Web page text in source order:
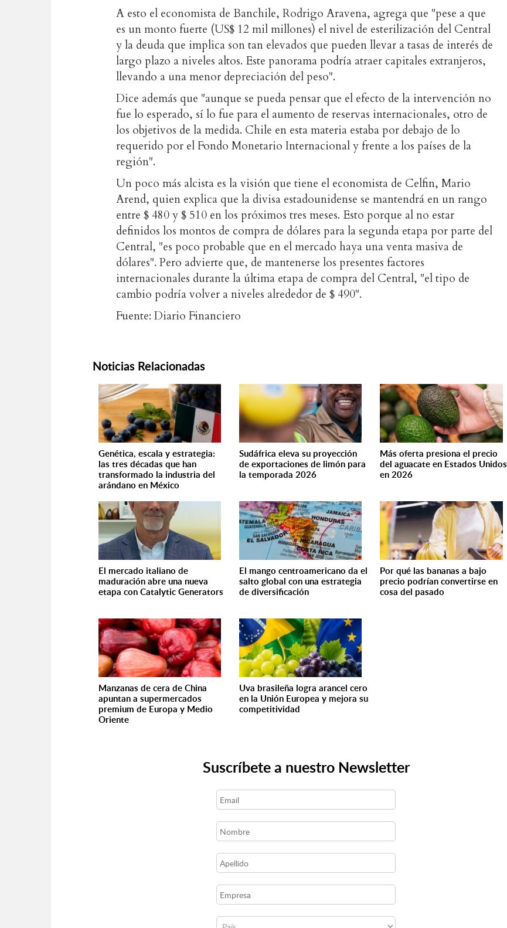
A esto el economista de Banchile, Rodrigo Aravena, agrega que "pese a que
es un monto fuerte (US$ 12 mil millones) el nivel de esterilización del Central
y la deuda que implica son tan elevados que pueden llevar a tasas de interés de
largo plazo a niveles altos. Este panorama podría atraer capitales extranjeros,
llevando a una menor depreciación del peso".
Dice además que "aunque se pueda pensar que el efecto de la intervención no
fue lo esperado, sí lo fue para el aumento de reservas internacionales, otro de
los objetivos de la medida. Chile en esta materia estaba por debajo de lo
requerido por el Fondo Monetario Internacional y frente a los países de la
región".
Un poco más alcista es la visión que tiene el economista de Celfin, Mario
Arend, quien explica que la divisa estadounidense se mantendrá en un rango
entre $ 480 y $ 510 en los próximos tres meses. Esto porque al no estar
definidos los montos de compra de dólares para la segunda etapa por parte del
Central, "es poco probable que en el mercado haya una venta masiva de
dólares". Pero advierte que, de mantenerse los presentes factores
internacionales durante la última etapa de compra del Central, "el tipo de
cambio podría volver a niveles alrededor de $ 490".
Fuente: Diario Financiero
Noticias Relacionadas
Genética, escala y estrategia:
las tres décadas que han
transformado la industria del
arándano en México
Sudáfrica eleva su proyección
de exportaciones de limón para
la temporada 2026
Más oferta presiona el precio
del aguacate en Estados Unidos
en 2026
El mercado italiano de
maduración abre una nueva
etapa con Catalytic Generators
El mango centroamericano da el
salto global con una estrategia
de diversificación
Por qué las bananas a bajo
precio podrían convertirse en
cosa del pasado
Manzanas de cera de China
apuntan a supermercados
premium de Europa y Medio
Oriente
Uva brasileña logra arancel cero
en la Unión Europea y mejora su
competitividad
Suscríbete a nuestro Newsletter